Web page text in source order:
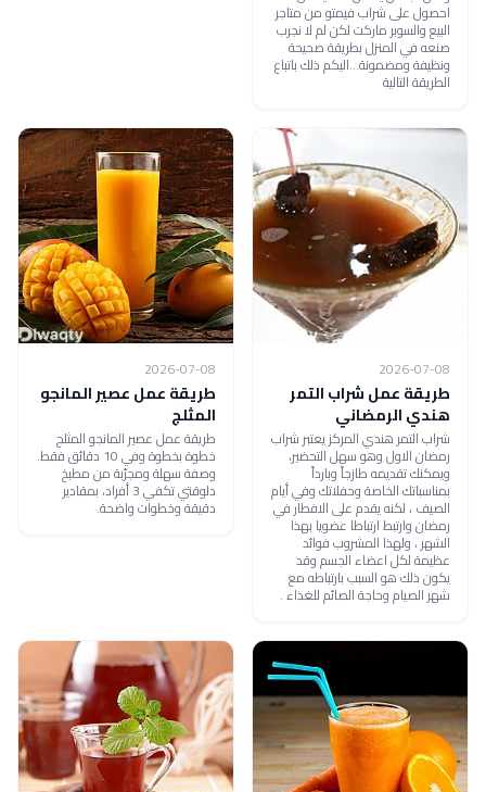
احصول على شراب فيمتو من متاجر
البيع والسوبر ماركت لكن لم لا نجرب
صنعه في المنزل بطريقة صحيحة
ونظيفة ومضمونة...اليكم ذلك باتباع
الطريقة التالية
2026-07-08
طريقة عمل شراب التمر
هندي الرمضاني
شراب التمر هندي المركز يعتبر شراب
رمضان الاول وهو سهل التحضير،
ويمكنك تقديمه طازجاً وبارداً
بمناسباتك الخاصة وحفلاتك وفي أيام
الصيف ، لكنه يقدم على الافطار في
رمضان وارتبط ارتباطا عضويا بهذا
الشهر ، ولهذا المشروب فوائد
عظيمة لكل اعضاء الجسم وقد
يكون ذلك هو السبب بارتباطه مع
شهر الصيام وحاجة الصائم للغذاء .
2026-07-08
طريقة عمل عصير المانجو
المثلج
طريقة عمل عصير المانجو المثلج
خطوة بخطوة وفي 10 دقائق فقط.
وصفة سهلة ومجرّبة من مطبخ
دلوقتي تكفي 3 أفراد، بمقادير
دقيقة وخطوات واضحة.